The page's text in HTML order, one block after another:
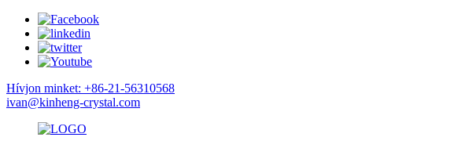
Hívjon minket: +86-21-56310568
ivan@kinheng-crystal.com